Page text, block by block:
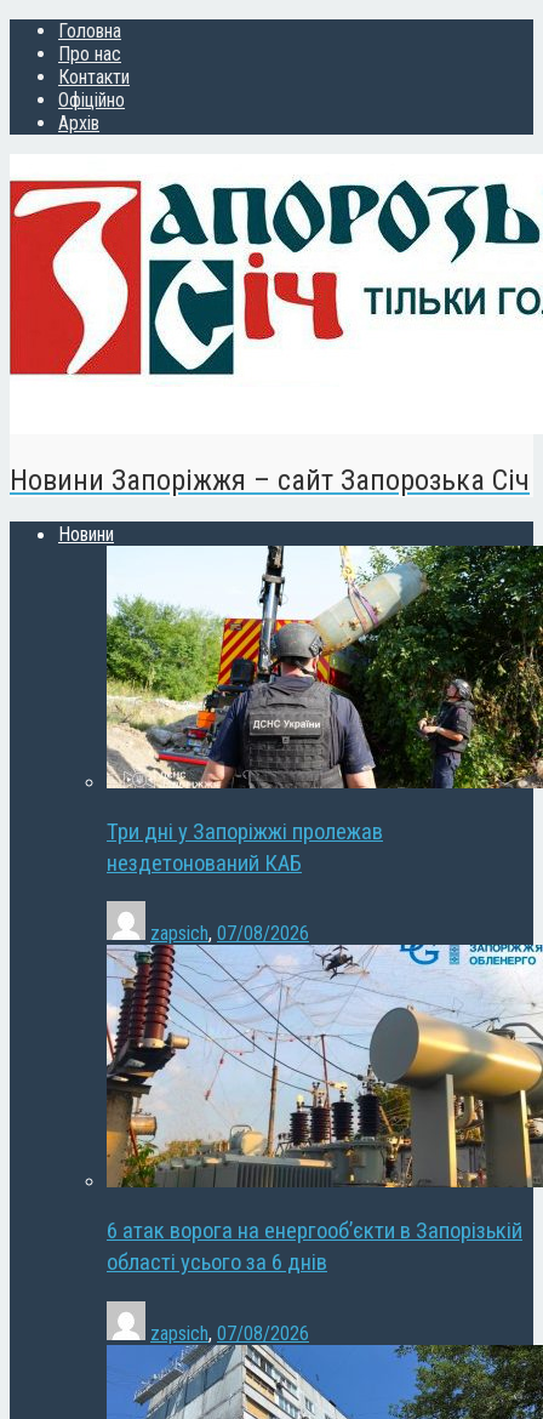
Головна
Про нас
Контакти
Офіційно
Архів
Новини Запоріжжя – сайт Запорозька Січ
Новини
Три дні у Запоріжжі пролежав
нездетонований КАБ
zapsich, 07/08/2026
6 атак ворога на енергооб’єкти в Запорізькій
області усього за 6 днів
zapsich, 07/08/2026